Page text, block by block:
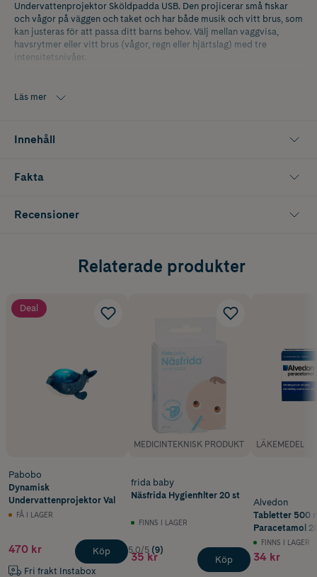
Undervattenprojektor Sköldpadda USB. Den projicerar små fiskar
och vågor på väggen och taket och har både musik och vitt brus, som
kan justeras för att passa ditt barns behov. Välj mellan vaggvisa,
havsrytmer eller vitt brus (vågor, regn eller hjärtslag) med tre
intensitetsnivåer.
via en uppladdningsbar USB-kabel för att minska batterianvändning.
och kan tvättas i maskin vid 30 grader.
Läs mer
Innehåll
Fakta
Recensioner
Relaterade produkter
Deal
Pabobo
Dynamisk
Undervattenprojektor Val
FÅ I LAGER
470 kr
Fri frakt Instabox
Köp
MEDICINTEKNISK PRODUKT
frida baby
Näsfrida Hygienfilter 20 st
FINNS I LAGER
5.0/5 (9)
35 kr Köp
LÄKEMEDEL
Alvedon
Tabletter 500
Paracetamol
FINNS I LAGER
34 kr